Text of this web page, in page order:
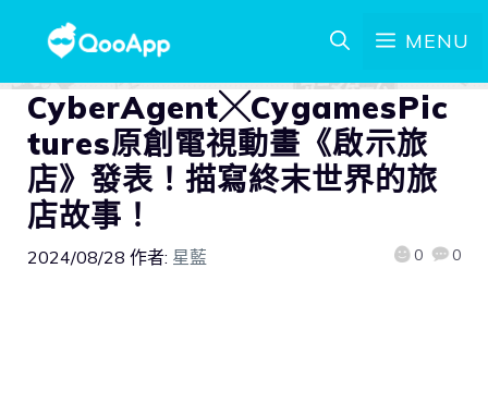
MENU
CyberAgent╳CygamesPic
tures原創電視動畫《啟示旅
店》發表！描寫終末世界的旅
店故事！
2024/08/28 作者: 星藍 0 0